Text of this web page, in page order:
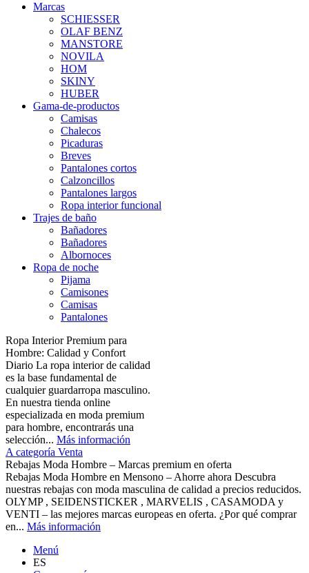
Marcas
SCHIESSER
OLAF BENZ
MANSTORE
NOVILA
HOM
SKINY
HUBER
Gama-de-productos
Camisas
Chalecos
Picaduras
Breves
Pantalones cortos
Calzoncillos
Pantalones largos
Ropa interior funcional
Trajes de baño
Bañadores
Bañadores
Albornoces
Ropa de noche
Pijama
Camisones
Camisas
Pantalones
Ropa Interior Premium para
Hombre: Calidad y Confort
Diario La ropa interior de calidad
es la base fundamental de
cualquier guardarropa masculino.
En nuestra tienda online
especializada en moda premium
para hombre, encontrarás una
selección... Más información
A categoría Venta
Rebajas Moda Hombre – Marcas premium en oferta
Rebajas Moda Hombre en Mensono – Ahorre ahora Descubra
nuestras rebajas con moda masculina de calidad a precios reducidos.
OLYMP , SEIDENSTICKER , MARVELIS , CASAMODA y
VENTI – las mejores marcas europeas en oferta. ¿Por qué comprar
en... Más información
Menú
ES